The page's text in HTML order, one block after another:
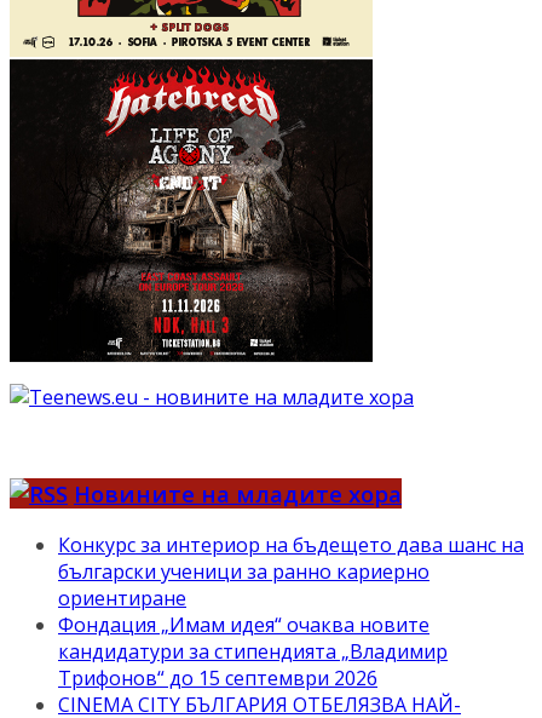
Новините на младите хора
Конкурс за интериор на бъдещето дава шанс на
български ученици за ранно кариерно
ориентиране
Фондация „Имам идея“ очаква новите
кандидатури за стипендията „Владимир
Трифонов“ до 15 септември 2026
CINEMA CITY БЪЛГАРИЯ ОТБЕЛЯЗВА НАЙ-